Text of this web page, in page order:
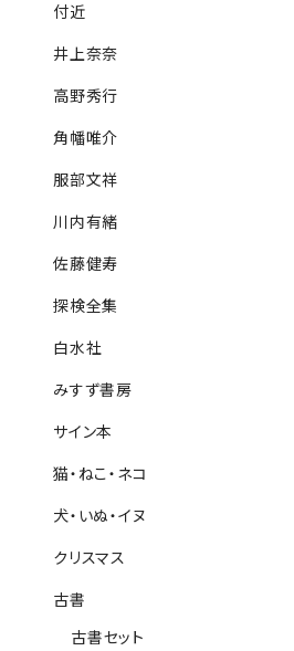
付近
井上奈奈
高野秀行
角幡唯介
服部文祥
川内有緒
佐藤健寿
探検全集
白水社
みすず書房
サイン本
猫・ねこ・ネコ
犬・いぬ・イヌ
クリスマス
古書
古書セット